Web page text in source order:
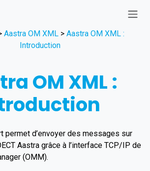
Aastra OM XML > Aastra OM XML :
Introduction
OM XML :
permet d’envoyer des messages sur
Aastra grâce à l’interface TCP/IP de
(OMM).